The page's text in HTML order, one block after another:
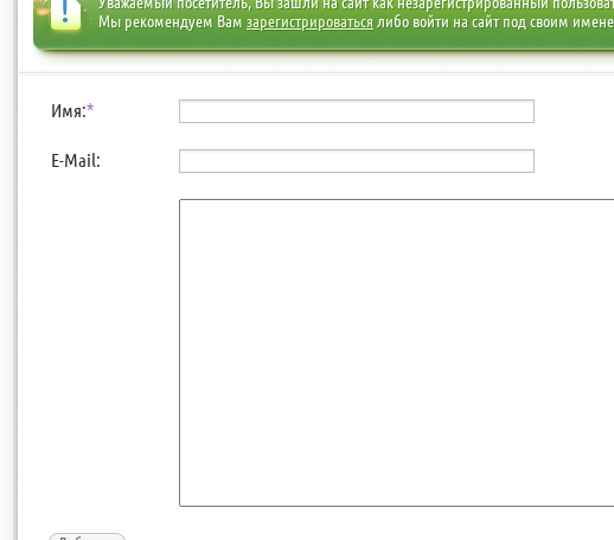
Мы рекомендуем Вам зарегистрироватьсялибо войти на сайт под своим
Имя:*
E-Mail: